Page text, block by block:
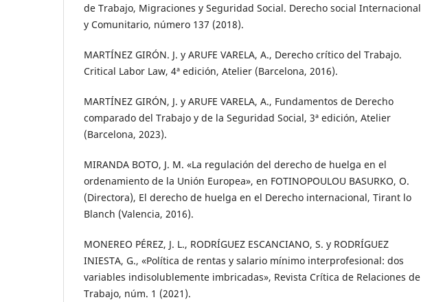
de Trabajo, Migraciones y Seguridad Social. Derecho social Internacional
y Comunitario, número 137 (2018).
MARTÍNEZ GIRÓN. J. y ARUFE VARELA, A., Derecho crítico del Trabajo.
Critical Labor Law, 4ª edición, Atelier (Barcelona, 2016).
MARTÍNEZ GIRÓN, J. y ARUFE VARELA, A., Fundamentos de Derecho
comparado del Trabajo y de la Seguridad Social, 3ª edición, Atelier
(Barcelona, 2023).
MIRANDA BOTO, J. M. «La regulación del derecho de huelga en el
ordenamiento de la Unión Europea», en FOTINOPOULOU BASURKO, O.
(Directora), El derecho de huelga en el Derecho internacional, Tirant lo
Blanch (Valencia, 2016).
MONEREO PÉREZ, J. L., RODRÍGUEZ ESCANCIANO, S. y RODRÍGUEZ
INIESTA, G., «Política de rentas y salario mínimo interprofesional: dos
variables indisolublemente imbricadas», Revista Crítica de Relaciones de
Trabajo, núm. 1 (2021).